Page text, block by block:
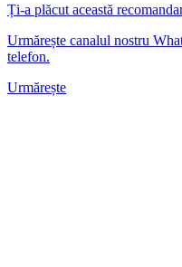
Ți-a plăcut această
Urmărește canalul nostru
telefon.
Urmărește